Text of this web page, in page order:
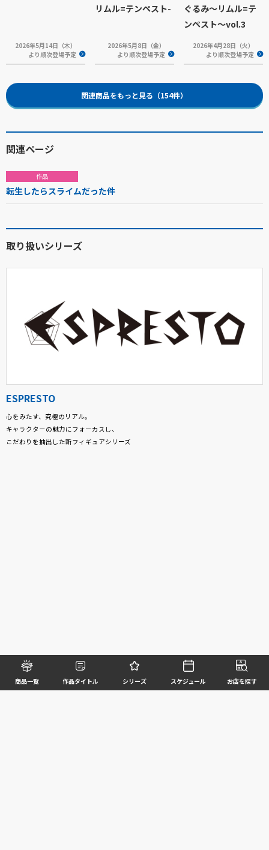
商品一覧 作品タイトル シリーズ スケジュール お店を探す
2026年5月14日（木）
より順次登場予定
リムル=テンペスト-
2026年5月8日（金）
より順次登場予定
ぐるみ～リムル=テ
ンペスト～vol.3
2026年4月28日（火）
より順次登場予定
関連商品をもっと見る（154件）
関連ページ
作品
転生したらスライムだった件
取り扱いシリーズ
ESPRESTO
心をみたす、究極のリアル。
キャラクターの魅力にフォーカスし、
こだわりを抽出した新フィギュアシリーズ